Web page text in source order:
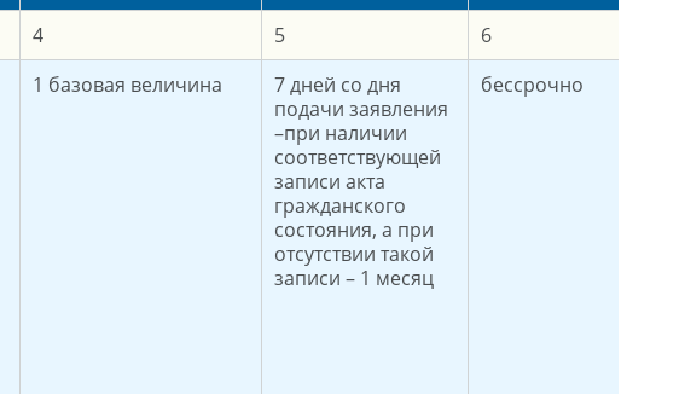
4 5
6
1 базовая величина
7 дней со дня
подачи заявления
–при наличии
соответствующей
записи акта
гражданского
состояния, а при
отсутствии такой
записи – 1 месяц
бессрочно